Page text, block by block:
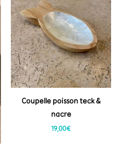
Coupelle poisson teck &
nacre
19,00€